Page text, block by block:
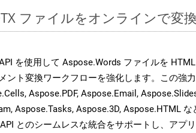
ファイルをオンラインで変
を使用して Aspose.Words ファイルを
ント変換ワークフローを強化します。この強
Aspose.PDF, Aspose.Email,
Aspose.Tasks, Aspose.3D, Aspose.HTML な
とのシームレスな統合をサポートし、アプ